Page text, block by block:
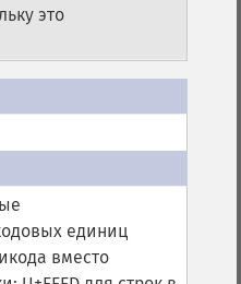
это
единиц
вместо